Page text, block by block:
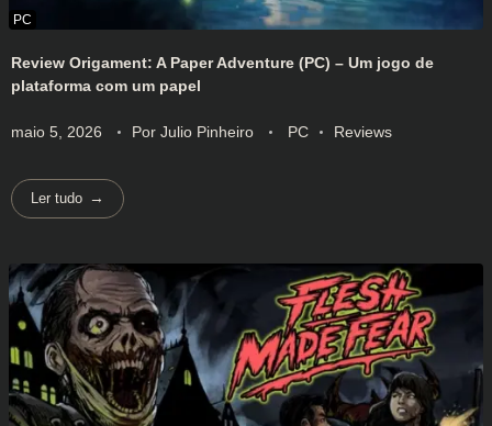
Review Origament: A Paper Adventure (PC) – Um jogo de
plataforma com um papel
maio 5, 2026 Por Julio Pinheiro PC Reviews
Ler tudo